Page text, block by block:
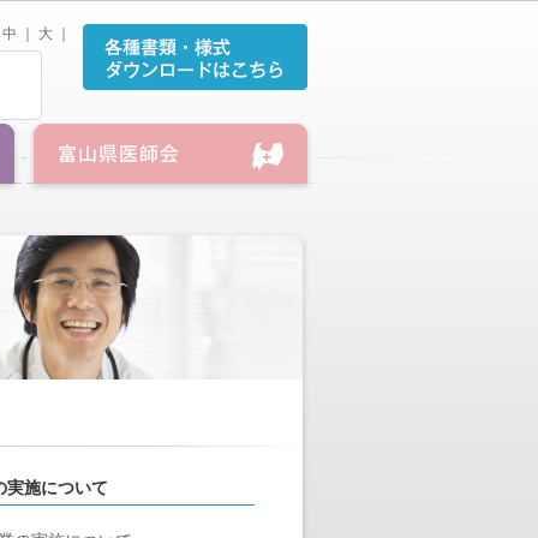
中 大
実施について